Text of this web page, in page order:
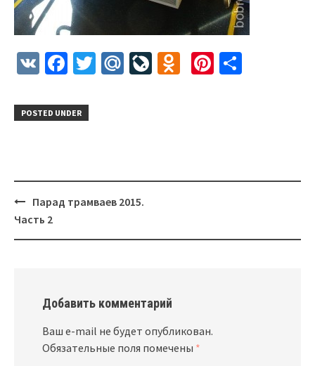
VK Facebook
TwitterMail.Ru
LiveJournal
Odnoklassniki
Pinterest
POSTED UNDER
Post
navigation
Парад трамваев 2015.
Часть 2
Добавить комментарий
Ваш e-mail не будет опубликован.
Обязательные поля помечены *